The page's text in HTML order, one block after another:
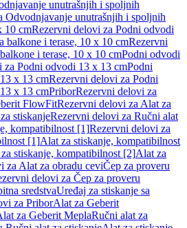
unutrašnjih i spoljnih
Odvodnjavanje unutrašnjih i spoljnih
10 cmRezervni delovi za Podni odvodi
balkone i terase, 10 x 10 cmRezervni
i terase, 10 x 10 cmPodni odvodi
za Podni odvodi 13 x 13 cmPodni
x 13 cmRezervni delovi za Podni
x 13 cmPriborRezervni delovi za
FlowFitRezervni delovi za Alat za
stiskanjeRezervni delovi za Ručni alat
kompatibilnost [1]Rezervni delovi za
[1]Alat za stiskanje, kompatibilnost
stiskanje, kompatibilnost [2]Alat za
za Alat za obradu ceviČep za proveru
delovi za Čep za proveru
sredstvaUređaj za stiskanje sa
za PriborAlat za Geberit
za Geberit MeplaRučni alat za